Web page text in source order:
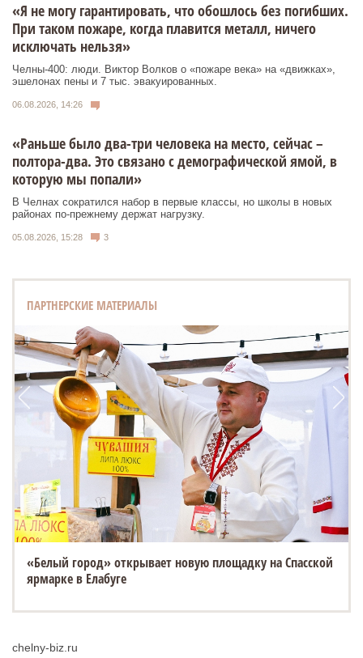
«Я не могу гарантировать, что обошлось без погибших.
При таком пожаре, когда плавится металл, ничего
исключать нельзя»
Челны-400: люди. Виктор Волков о «пожаре века» на «движках»,
эшелонах пены и 7 тыс. эвакуированных.
06.08.2026, 14:26
«Раньше было два-три человека на место, сейчас –
полтора-два. Это связано с демографической ямой, в
которую мы попали»
В Челнах сократился набор в первые классы, но школы в новых
районах по-прежнему держат нагрузку.
05.08.2026, 15:28 3
ПАРТНЕРСКИЕ МАТЕРИАЛЫ
«Белый город» открывает новую площадку на Спасской
ярмарке в Елабуге
chelny-biz.ru